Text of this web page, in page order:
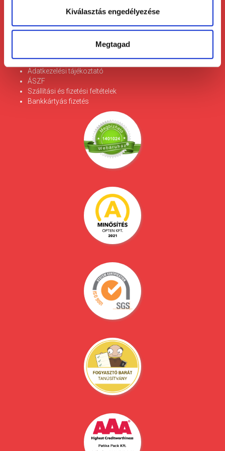
Kiválasztás engedélyezése
Megtagad
Telefon: +36 1 450-0897
Cím: 1139 Budapest, Lomb utca 31/b.
Információ
Adatkezelési tájékoztató
ÁSZF
Szállítási és fizetési feltételek
Bankkártyás fizetés